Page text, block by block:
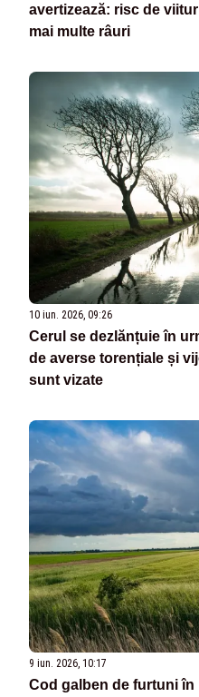
avertizează: risc de
mai multe râuri
10 iun. 2026, 09:26
Cerul se dezlănțuie în
de averse torențiale și
sunt vizate
9 iun. 2026, 10:17
Cod galben de furtuni în